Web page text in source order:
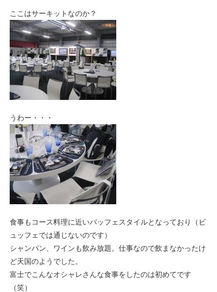
ここはサーキットなのか？
うわー・・・
食事もコース料理に近いバッフェスタイルとなっており（ビ
ュッフェでは通じないのです）
シャンパン、ワインも飲み放題。仕事なので飲まなかったけ
ど天国のようでした。
富士でこんなオシャレさんな食事をしたのは初めてです
（笑）